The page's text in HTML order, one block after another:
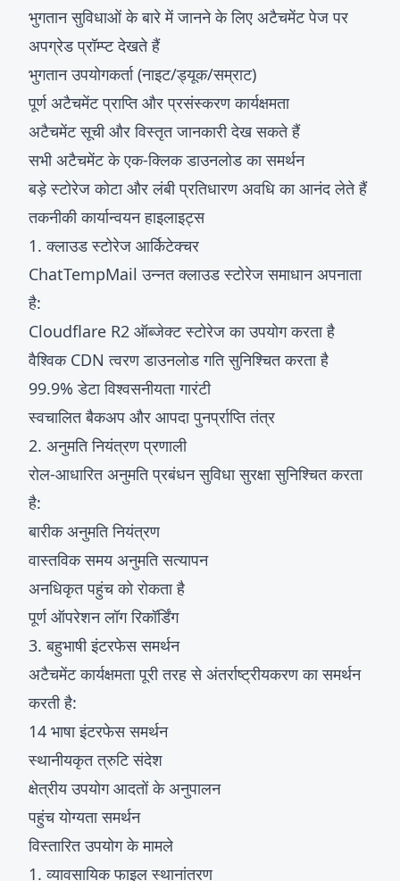
भुगतान सुविधाओं के बारे में जानने के लिए अटैचमेंट पेज पर
अपग्रेड प्रॉम्प्ट देखते हैं
भुगतान उपयोगकर्ता (नाइट/ड्यूक/सम्राट)
पूर्ण अटैचमेंट प्राप्ति और प्रसंस्करण कार्यक्षमता
अटैचमेंट सूची और विस्तृत जानकारी देख सकते हैं
सभी अटैचमेंट के एक-क्लिक डाउनलोड का समर्थन
बड़े स्टोरेज कोटा और लंबी प्रतिधारण अवधि का आनंद लेते हैं
तकनीकी कार्यान्वयन हाइलाइट्स
1. क्लाउड स्टोरेज आर्किटेक्चर
ChatTempMail उन्नत क्लाउड स्टोरेज समाधान अपनाता
है:
Cloudflare R2 ऑब्जेक्ट स्टोरेज का उपयोग करता है
वैश्विक CDN त्वरण डाउनलोड गति सुनिश्चित करता है
99.9% डेटा विश्वसनीयता गारंटी
स्वचालित बैकअप और आपदा पुनर्प्राप्ति तंत्र
2. अनुमति नियंत्रण प्रणाली
रोल-आधारित अनुमति प्रबंधन सुविधा सुरक्षा सुनिश्चित करता
है:
बारीक अनुमति नियंत्रण
वास्तविक समय अनुमति सत्यापन
अनधिकृत पहुंच को रोकता है
पूर्ण ऑपरेशन लॉग रिकॉर्डिंग
3. बहुभाषी इंटरफेस समर्थन
अटैचमेंट कार्यक्षमता पूरी तरह से अंतर्राष्ट्रीयकरण का समर्थन
करती है:
14 भाषा इंटरफेस समर्थन
स्थानीयकृत त्रुटि संदेश
क्षेत्रीय उपयोग आदतों के अनुपालन
पहुंच योग्यता समर्थन
विस्तारित उपयोग के मामले
1. व्यावसायिक फाइल स्थानांतरण